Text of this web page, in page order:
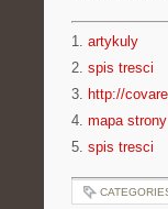
1. artykuly
2. spis tresci
3. http://
4. mapa strony
5. spis tresci